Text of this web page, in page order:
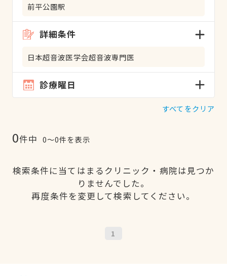
前平公園駅
詳細条件
日本超音波医学会超音波専門医
診療曜日
すべてをクリア
0件中 0〜0件を表示
検索条件に当てはまるクリニック・病院は見つか
りませんでした。
再度条件を変更して検索してください。
1